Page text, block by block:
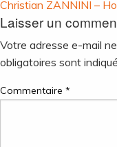
Navigation
de
l’article
Christian ZANNINI –
Laisser un
Votre adresse e-mail
obligatoires sont
Commentaire *